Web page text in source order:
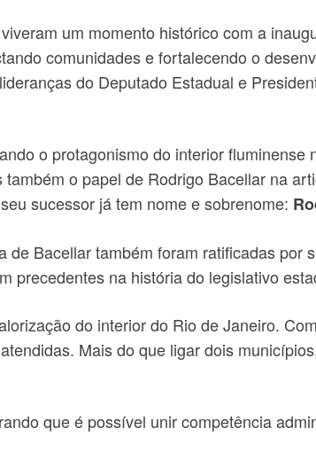
um momento histórico com a
comunidades e fortalecendo o
do Deputado Estadual e
o protagonismo do interior fluminense
o papel de Rodrigo Bacellar na
sucessor já tem nome e sobrenome:
Bacellar também foram ratificadas por
precedentes na história do legislativo
do interior do Rio de Janeiro.
Mais do que ligar dois
que é possível unir competência